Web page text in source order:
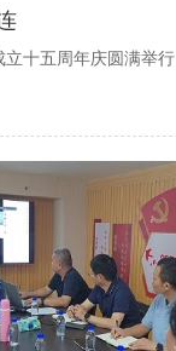
十五周年庆圆满举行